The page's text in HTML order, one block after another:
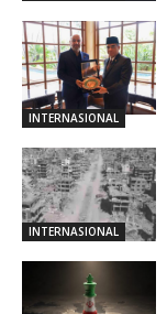
INTERNASIONAL
INTERNASIONAL